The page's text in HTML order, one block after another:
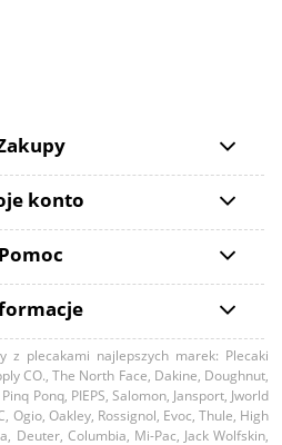
konto
Pomoc
z plecakami najlepszych marek: Plecaki
CO., The North Face, Dakine, Doughnut,
Ponq, PIEPS, Salomon, Jansport, Jworld
Ogio, Oakley, Rossignol, Evoc, Thule, High
Deuter, Columbia, Mi-Pac, Jack Wolfskin,